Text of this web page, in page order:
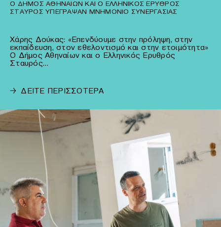
Ο ΔΉΜΟΣ ΑΘΗΝΑΊΩΝ ΚΑΙ Ο ΕΛΛΗΝΙΚΌΣ ΕΡΥΘΡΌΣ
ΣΤΑΥΡΌΣ ΥΠΈΓΡΑΨΑΝ ΜΝΗΜΌΝΙΟ ΣΥΝΕΡΓΑΣΊΑΣ
Χάρης Δούκας: «Επενδύουμε στην πρόληψη, στην
εκπαίδευση, στον εθελοντισμό και στην ετοιμότητα»
Ο Δήμος Αθηναίων και ο Ελληνικός Ερυθρός
Σταυρός…
→ ΔΕΙΤΕ ΠΕΡΙΣΣΟΤΕΡΑ